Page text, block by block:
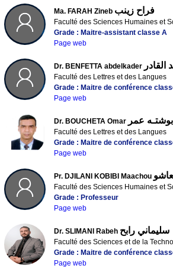
Ma. FARAH Zineb فراح زينب
Faculté des Sciences Humaines et
Grade : Maitre-assistant classe A
Page web
Dr. BENFETTA abdelkader
Faculté des Lettres et des Langues
Grade : Maitre de conférence
Page web
Dr. BOUCHETA Omar بوشتـه عمر
Faculté des Lettres et des Langues
Grade : Maitre de conférence
Page web
Pr. DJILANI KOBIBI Maachou
Faculté des Sciences Humaines et
Grade : Professeur
Page web
Dr. SLIMANI Rabeh سليماني رابح
Faculté des Sciences et de la
Grade : Maitre de conférence
Page web